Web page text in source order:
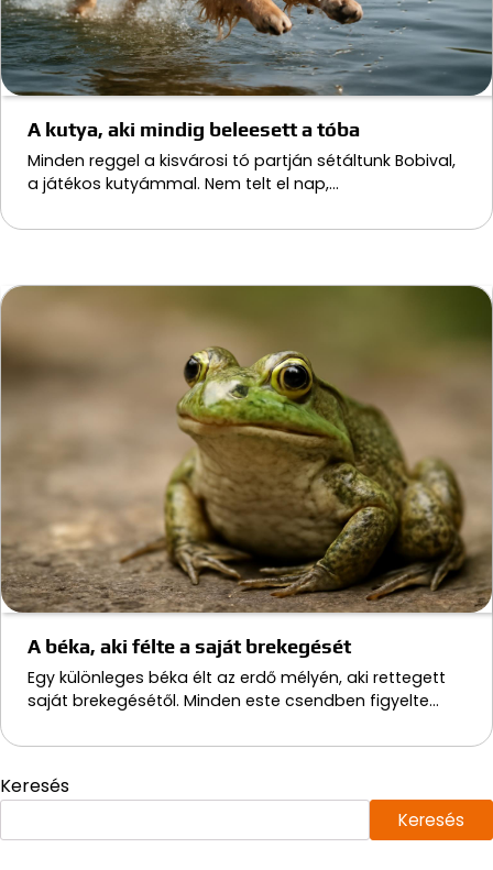
A kutya, aki mindig beleesett a tóba
Minden reggel a kisvárosi tó partján sétáltunk Bobival,
a játékos kutyámmal. Nem telt el nap,…
A béka, aki félte a saját brekegését
Egy különleges béka élt az erdő mélyén, aki rettegett
saját brekegésétől. Minden este csendben figyelte…
Keresés
Keresés